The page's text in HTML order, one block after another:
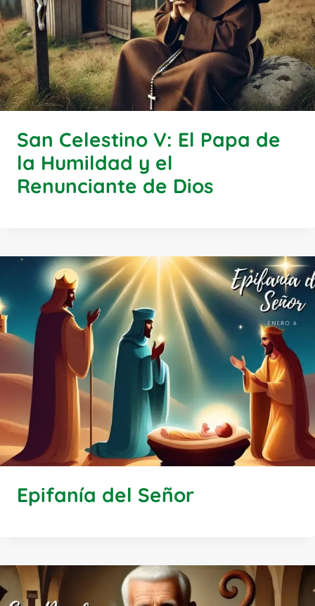
San Celestino V: El Papa de
la Humildad y el
Renunciante de Dios
Epifanía del Señor